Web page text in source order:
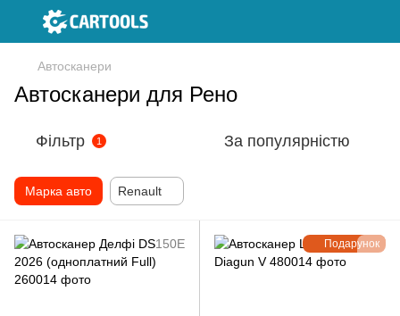
Автосканери
Автосканери для Рено
Фільтр 1 За популярністю
Марка авто Renault
Подарунок